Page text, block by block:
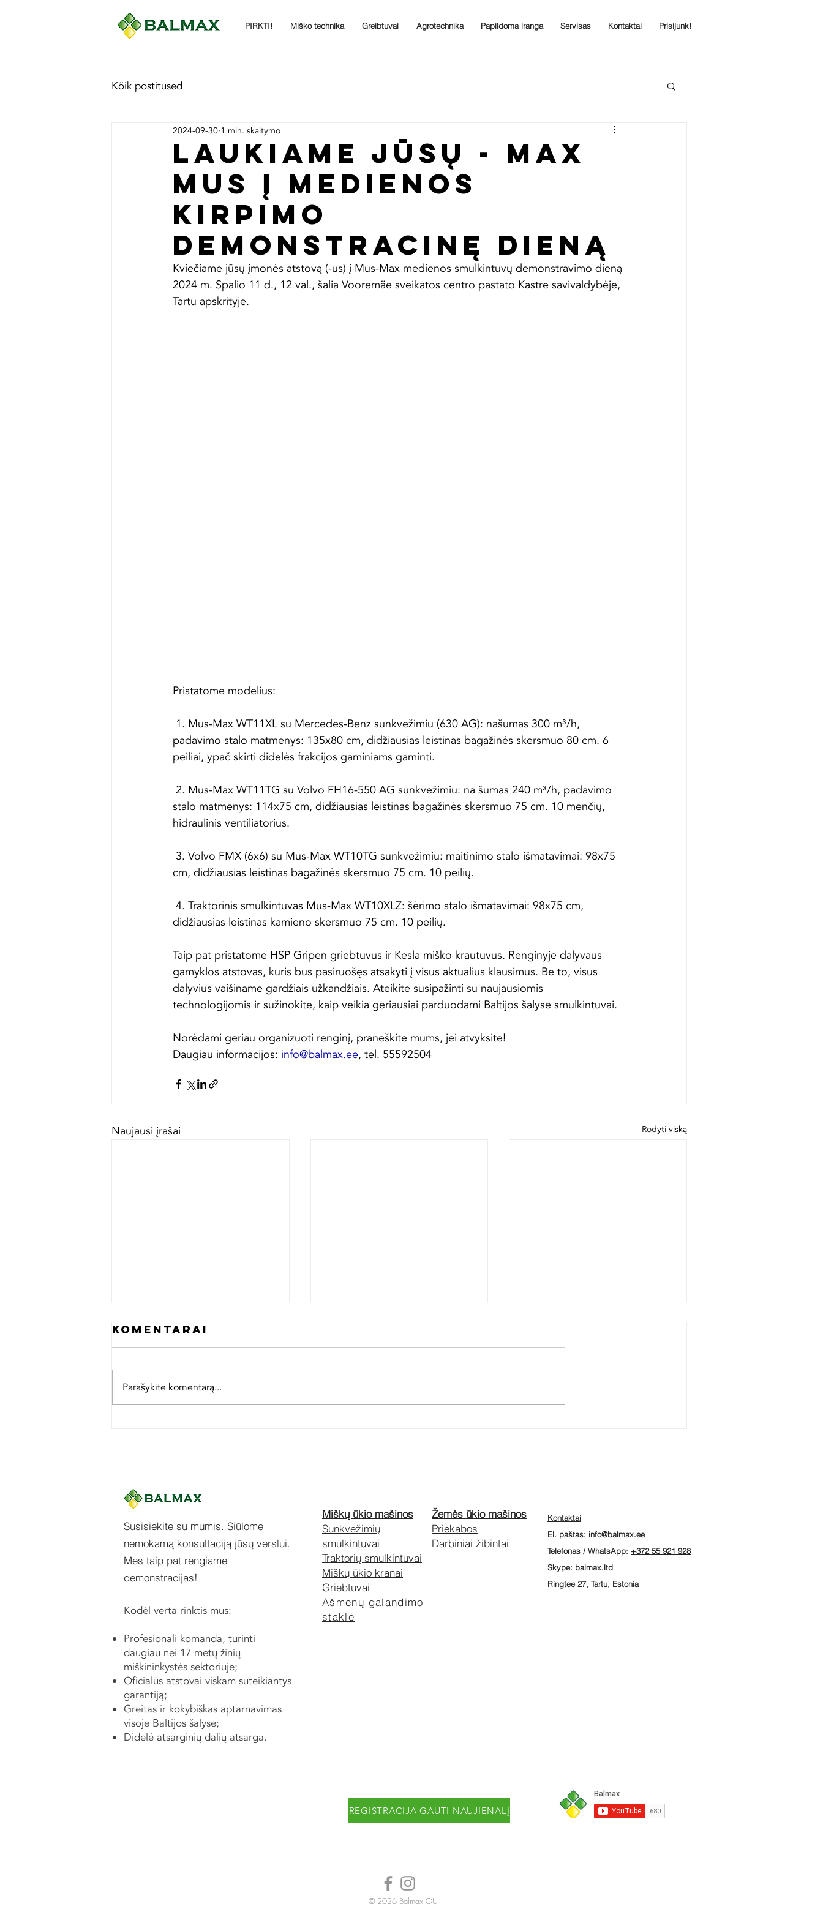
PIRKTI! Miško technika Greibtuvai Agrotechnika Papildoma iranga Servisas Kontaktai Prisijunk!
Kõik postitused
LAUKIAME JŪSŲ - MAX
MUS Į MEDIENOS
KIRPIMO
DEMONSTRACINĘ DIENĄ
2024-09-30 1 min. skaitymo
Kviečiame jūsų įmonės atstovą (-us) į Mus-Max medienos smulkintuvų demonstravimo dieną
2024 m. Spalio 11 d., 12 val., šalia Vooremäe sveikatos centro pastato Kastre savivaldybėje,
Tartu apskrityje.
Pristatome modelius:
1. Mus-Max WT11XL su Mercedes-Benz sunkvežimiu (630 AG): našumas 300 m³/h,
padavimo stalo matmenys: 135x80 cm, didžiausias leistinas bagažinės skersmuo 80 cm. 6
peiliai, ypač skirti didelės frakcijos gaminiams gaminti.
2. Mus-Max WT11TG su Volvo FH16-550 AG sunkvežimiu: na šumas 240 m³/h, padavimo
stalo matmenys: 114x75 cm, didžiausias leistinas bagažinės skersmuo 75 cm. 10 menčių,
hidraulinis ventiliatorius.
3. Volvo FMX (6x6) su Mus-Max WT10TG sunkvežimiu: maitinimo stalo išmatavimai: 98x75
cm, didžiausias leistinas bagažinės skersmuo 75 cm. 10 peilių.
4. Traktorinis smulkintuvas Mus-Max WT10XLZ: šėrimo stalo išmatavimai: 98x75 cm,
didžiausias leistinas kamieno skersmuo 75 cm. 10 peilių.
Taip pat pristatome HSP Gripen griebtuvus ir Kesla miško krautuvus. Renginyje dalyvaus
gamyklos atstovas, kuris bus pasiruošęs atsakyti į visus aktualius klausimus. Be to, visus
dalyvius vaišiname gardžiais užkandžiais. Ateikite susipažinti su naujausiomis
technologijomis ir sužinokite, kaip veikia geriausiai parduodami Baltijos šalyse smulkintuvai.
Norėdami geriau organizuoti renginį, praneškite mums, jei atvyksite!
Daugiau informacijos: info@balmax.ee, tel. 55592504
Naujausi įrašai Rodyti viską
Komentarai
Parašykite komentarą...
Susisiekite su mumis. Siūlome
nemokamą konsultaciją jūsų verslui.
Mes taip pat rengiame
demonstracijas!
Kodėl verta rinktis mus:
Profesionali komanda, turinti
daugiau nei 17 metų žinių
miškininkystės sektoriuje;
Oficialūs atstovai viskam suteikiantys
garantiją;
Greitas ir kokybiškas aptarnavimas
visoje Baltijos šalyse;
Didelė atsarginių dalių atsarga.
Miškų ūkio mašinos
Sunkvežimių
smulkintuvai
Traktorių smulkintuvai
Miškų ūkio kranai
Griebtuvai
Ašmenų galandimo
staklė
Žemės ūkio mašinos
Priekabos
Darbiniai žibintai
Kontaktai
El. paštas: info@balmax.ee
Telefonas / WhatsApp: +372 55 921 928
Skype: balmax.ltd
Ringtee 27, Tartu, Estonia
REGISTRACIJA GAUTI NAUJIENALĮ
© 2026 Balmax OÜ